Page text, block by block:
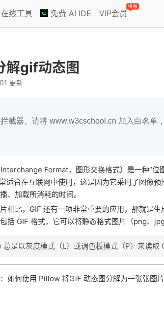
在线工具 免费 AI IDE VIP会员
特惠
gif动态图
更新
截器。请将 www.w3cschool.cn 加入白名单
Format，图形交换格式）是一种“位
适合在互联网中使用，这是因为它采用了图像
、加载所消耗的时间。
相比，GIF 还有一项非常重要的应用，那就是
括 GIF 格式，它可以将静态格式图片（png、
是以灰度模式（L）或调色板模式（P）来读取
如何使用 Pillow 将GiF 动态图分解为一张张图